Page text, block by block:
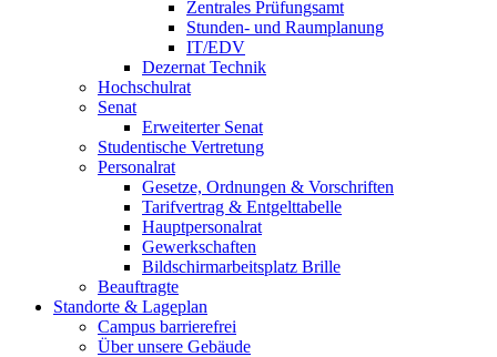
Zentrales Prüfungsamt
Stunden- und Raumplanung
IT/EDV
Dezernat Technik
Hochschulrat
Senat
Erweiterter Senat
Studentische Vertretung
Personalrat
Gesetze, Ordnungen & Vorschriften
Tarifvertrag & Entgelttabelle
Hauptpersonalrat
Gewerkschaften
Bildschirmarbeitsplatz Brille
Beauftragte
Standorte & Lageplan
Campus barrierefrei
Über unsere Gebäude